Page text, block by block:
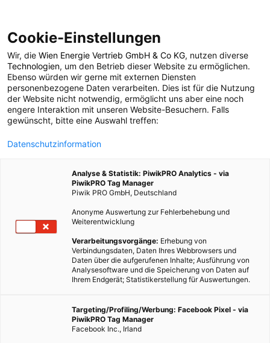
POSTS BY TAG
Weidenzaun
1 BEITRAG
Cookie-Einstellungen
Wir, die Wien Energie Vertrieb GmbH & Co KG, nutzen diverse
Technologien, um den Betrieb dieser Website zu ermöglichen.
Ebenso würden wir gerne mit externen Diensten
personenbezogene Daten verarbeiten. Dies ist für die Nutzung
der Website nicht notwendig, ermöglicht uns aber eine noch
engere Interaktion mit unseren Website-Besuchern. Falls
gewünscht, bitte eine Auswahl treffen:
Datenschutzinformation
Analyse & Statistik: PiwikPRO Analytics - via
PiwikPRO Tag Manager
Piwik PRO GmbH, Deutschland
Anonyme Auswertung zur Fehlerbehebung und
Weiterentwicklung
Verarbeitungsvorgänge: Erhebung von
Verbindungsdaten, Daten Ihres Webbrowsers und
Daten über die aufgerufenen Inhalte; Ausführung von
Analysesoftware und die Speicherung von Daten auf
Ihrem Endgerät; Statistikerstellung für Auswertungen.
Targeting/Profiling/Werbung: Facebook Pixel - via
PiwikPRO Tag Manager
Facebook Inc., Irland